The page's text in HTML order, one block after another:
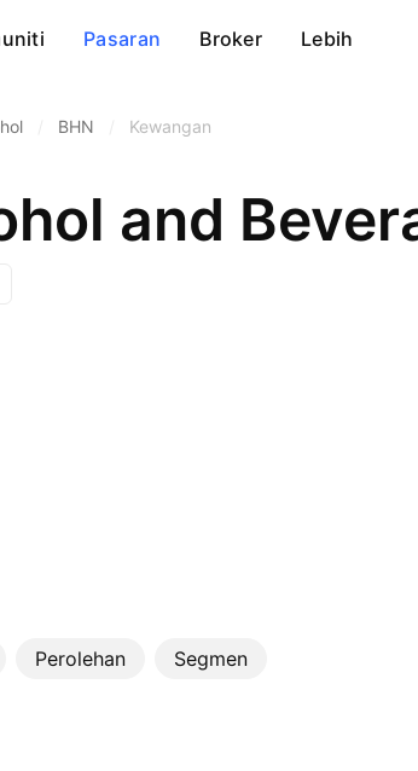
Pasaran Broker Lebih
BHN Kewangan
and
Perolehan Segmen